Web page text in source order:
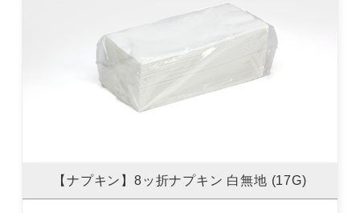
【ナプキン】8ッ折ナプキン 白無地 (17G)